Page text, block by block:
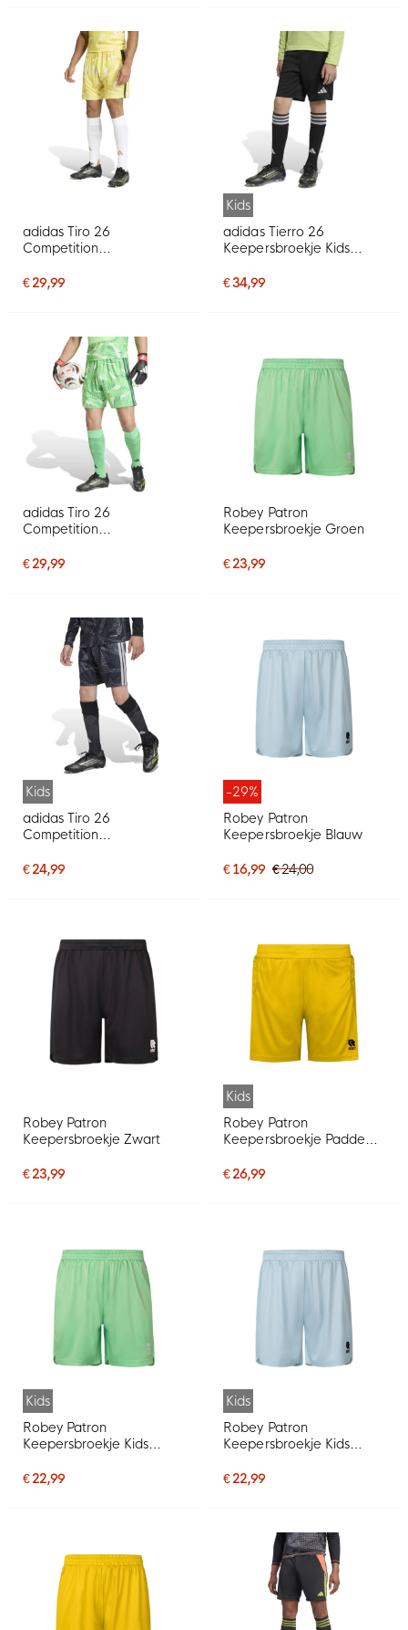
adidas Tiro 26
Competition
€ 29,99
Kids
adidas Tierro 26
Keepersbroekje Kids
€ 34,99
adidas Tiro 26
Competition
Lichtgroen
€ 29,99
Robey Patron
Keepersbroekje Groen
€ 23,99
Kids
adidas Tiro 26
Competition
Zwart
€ 24,99
-29%
Robey Patron
Keepersbroekje Blauw
€ 16,99 € 24,00
Robey Patron
Keepersbroekje Zwart
€ 23,99
Kids
Robey Patron
Keepersbroekje Padded
€ 26,99
Kids
Robey Patron
Keepersbroekje Kids
€ 22,99
Kids
Robey Patron
Keepersbroekje Kids
€ 22,99